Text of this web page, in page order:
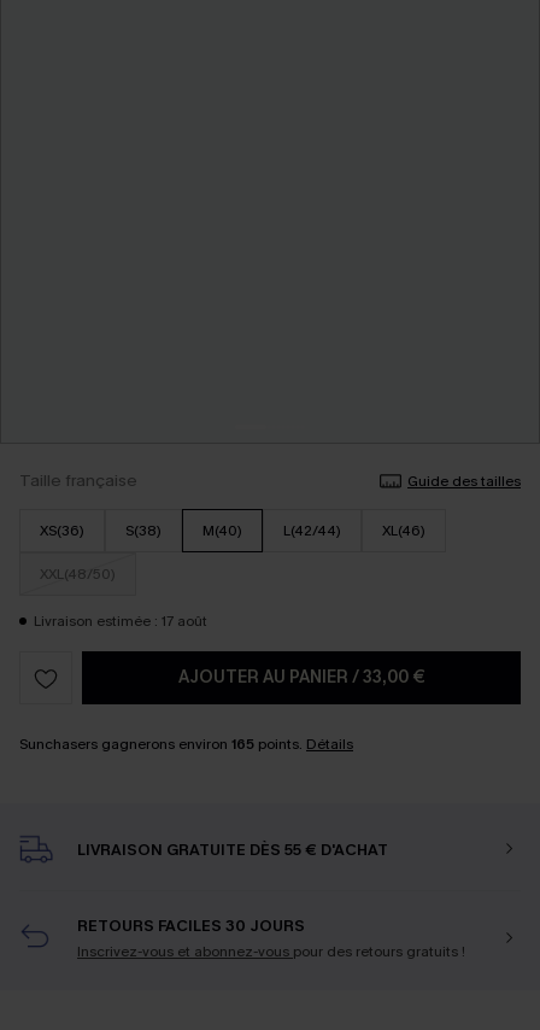
Taille française Guide des tailles
XS(36) S(38) M(40) L(42/44) XL(46)
XXL(48/50)
Livraison estimée : 17 août
AJOUTER AU PANIER /33,00 €
Sunchasers gagnerons environ 165 points. Détails
LIVRAISON GRATUITE DÈS 55 € D'ACHAT
RETOURS FACILES 30 JOURS
Inscrivez-vous et abonnez-vous pour des retours gratuits !